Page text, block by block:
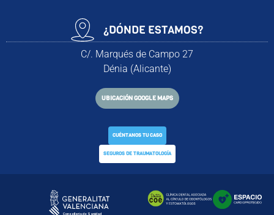
¿DÓNDE ESTAMOS?
C/. Marqués de Campo 27
Dénia (Alicante)
UBICACIÓN GOOGLE MAPS
CUÉNTANOS TU CASO
SEGUROS DE TRAUMATOLOGÍA